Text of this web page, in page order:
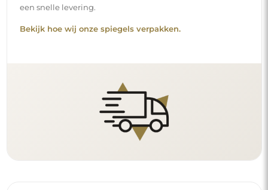
een snelle levering.
Bekijk hoe wij onze spiegels verpakken.